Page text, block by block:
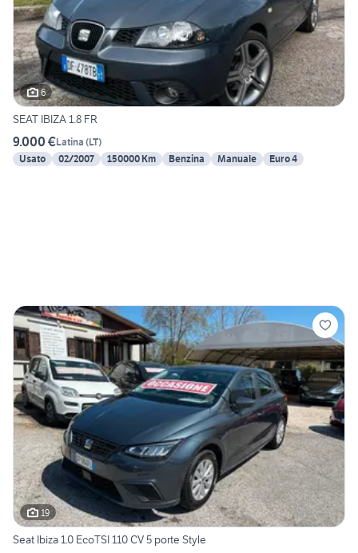
6
SEAT IBIZA 1.8 FR
9.000 €Latina (LT)
Usato
02/2007 150000 Km Benzina Manuale Euro 4
19
Seat Ibiza 1.0 EcoTSI 110 CV 5 porte Style